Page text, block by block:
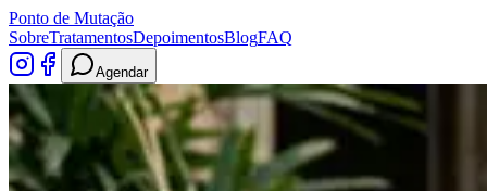
Ponto de Mutação
SobreTratamentosDepoimentosBlogFAQ
Agendar